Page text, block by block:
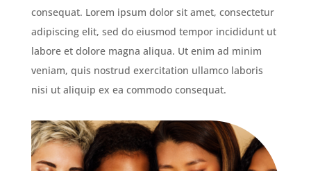
consequat. Lorem ipsum dolor sit amet, consectetur
adipiscing elit, sed do eiusmod tempor incididunt ut
labore et dolore magna aliqua. Ut enim ad minim
veniam, quis nostrud exercitation ullamco laboris
nisi ut aliquip ex ea commodo consequat.